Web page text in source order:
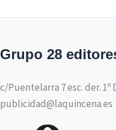
Grupo 28
c/Puentelarra 7 esc. der. 1º
publicidad@laquincena.es